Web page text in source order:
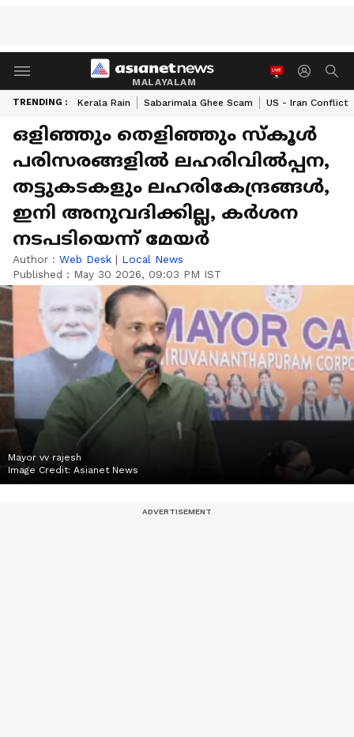
MALAYALAM
TRENDING : Kerala Rain Sabarimala Ghee Scam US - Iran Conflict
ഒളിഞ്ഞും തെളിഞ്ഞും സ്കൂൾ
പരിസരങ്ങളിൽ ലഹരിവിൽപ്പന,
തട്ടുകടകളും ലഹരികേന്ദ്രങ്ങൾ,
ഇനി അനുവദിക്കില്ല, കർശന
നടപടിയെന്ന് മേയർ
Author : Web Desk | Local News
Published : May 30 2026, 09:03 PM IST
Mayor vv rajesh
Image Credit: Asianet News